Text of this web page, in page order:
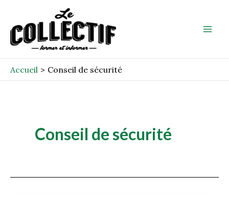
contenu
Accueil Conseil de sécurité
Conseil de sécurité